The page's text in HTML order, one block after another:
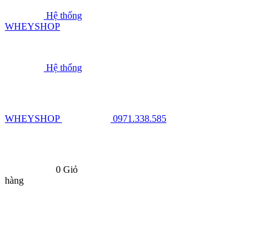
Hệ thống
WHEYSHOP
Hệ thống
WHEYSHOP 0971.338.585
0 Giỏ
hàng